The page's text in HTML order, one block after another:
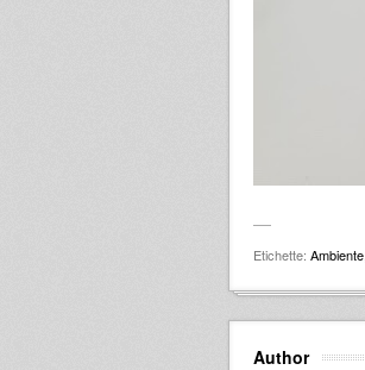
Etichette: Ambiente
Author